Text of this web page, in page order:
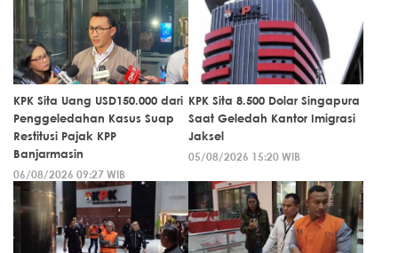
KPK Sita Uang USD150.000 dari
Penggeledahan Kasus Suap
Restitusi Pajak KPP
Banjarmasin
06/08/2026 09:27 WIB
KPK Sita 8.500 Dolar Singapura
Saat Geledah Kantor Imigrasi
Jaksel
05/08/2026 15:20 WIB